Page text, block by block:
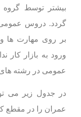
بیشتر توسط
گردد. دروس عمومی
بر روی مهارت ها و
ورود به بازار کار
عمومی در رشته
در جدول زیر می
عمران را در مقطع